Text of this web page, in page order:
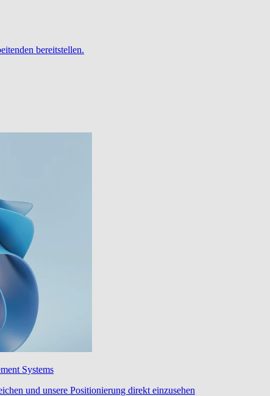
bereitstellen.
Systems
und unsere Positionierung direkt einzusehen